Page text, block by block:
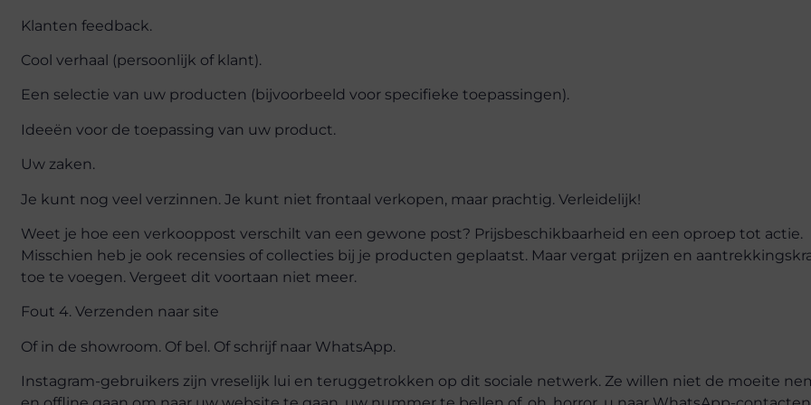
Klanten feedback.
Cool verhaal (persoonlijk of klant).
Een selectie van uw producten (bijvoorbeeld voor specifieke toepassingen).
Ideeën voor de toepassing van uw product.
Uw zaken.
Je kunt nog veel verzinnen. Je kunt niet frontaal verkopen, maar prachtig. Verleidelijk!
Weet je hoe een verkooppost verschilt van een gewone post? Prijsbeschikbaarheid en een oproep tot actie.
Misschien heb je ook recensies of collecties bij je producten geplaatst. Maar vergat prijzen en
toe te voegen. Vergeet dit voortaan niet meer.
Fout 4. Verzenden naar site
Of in de showroom. Of bel. Of schrijf naar WhatsApp.
Instagram-gebruikers zijn vreselijk lui en teruggetrokken op dit sociale netwerk. Ze willen niet de moeite